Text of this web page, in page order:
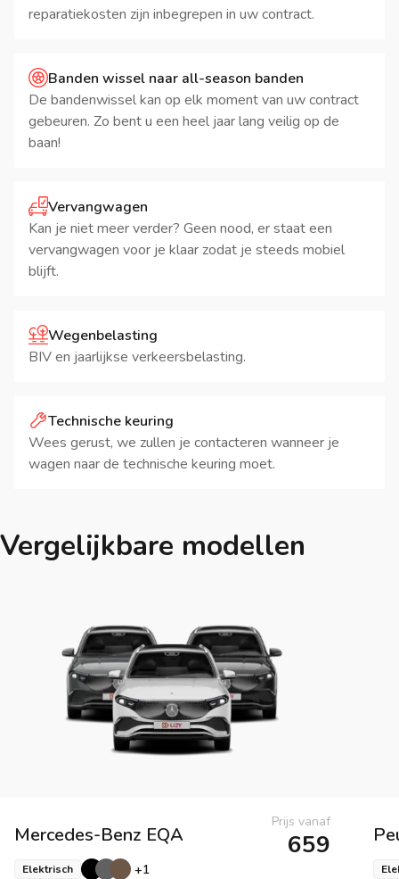
Vergelijkbare modellen
Mercedes-Benz EQA
Prijs vanaf
659
Elektrisch +1
reparatiekosten zijn inbegrepen in uw contract.
Banden wissel naar all-season banden
De bandenwissel kan op elk moment van uw contract
gebeuren. Zo bent u een heel jaar lang veilig op de
baan!
Vervangwagen
Kan je niet meer verder? Geen nood, er staat een
vervangwagen voor je klaar zodat je steeds mobiel
blijft.
Wegenbelasting
BIV en jaarlijkse verkeersbelasting.
Technische keuring
Wees gerust, we zullen je contacteren wanneer je
wagen naar de technische keuring moet.